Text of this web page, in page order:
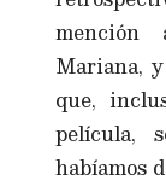
mención
Mariana,
que,
película,
habíamos